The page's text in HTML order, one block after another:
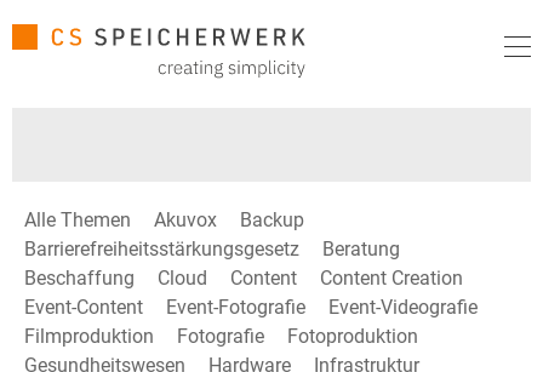
Alle Themen Akuvox
Backup
Barrierefreiheitsstärkungsgesetz
Beratung
Beschaffung
Cloud Content
Content Creation
Event-Content
Event-Fotografie
Event-Videografie
Filmproduktion
Fotografie
Fotoproduktion
Gesundheitswesen
Hardware
Infrastruktur